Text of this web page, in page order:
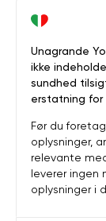
Unagrande
ikke
sundhed
erstatning for
Før du
oplysninger,
relevante
leverer ingen
oplysninger i